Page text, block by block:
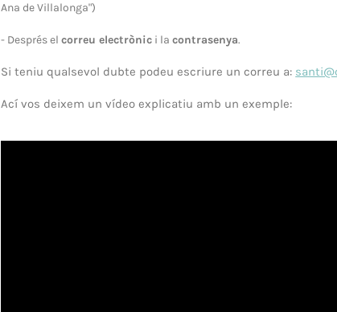
Ana de Villalonga")
- Després elcorreu electrònic i lacontrasenya.
Si teniu qualsevol dubte podeu escriure un correu a:
Ací vos deixem un vídeo explicatiu amb un exemple: